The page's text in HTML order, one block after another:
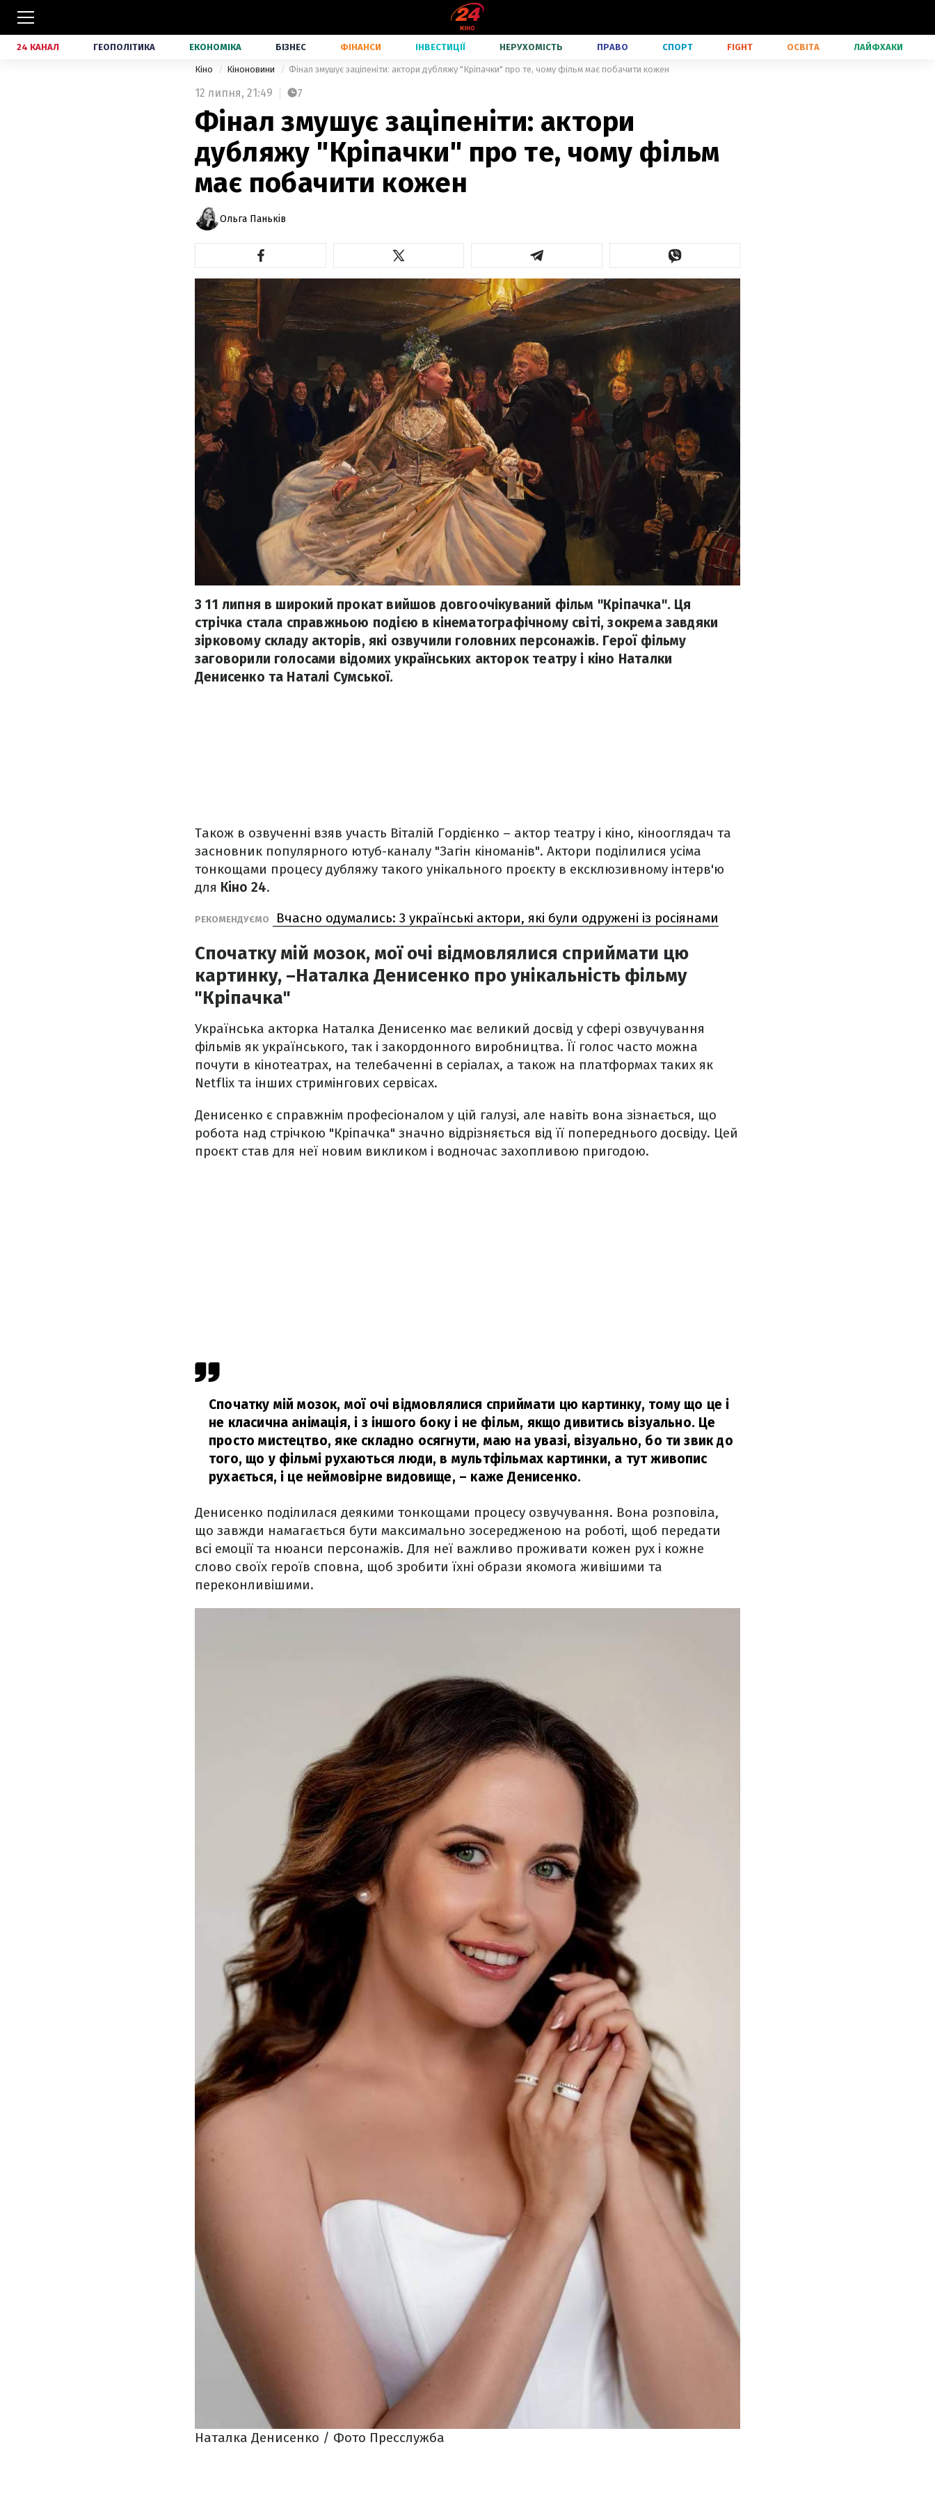
24 КАНАЛ ГЕОПОЛІТИКА ЕКОНОМІКА БІЗНЕС ФІНАНСИ ІНВЕСТИЦІЇ НЕРУХОМІСТЬ ПРАВО СПОРТ FIGHT ОСВІТА ЛАЙФХАКИ
Кіно Кіноновини Фінал змушує заціпеніти: актори дубляжу "Кріпачки" про те, чому фільм має побачити кожен
12 липня, 21:49 7
Фінал змушує заціпеніти: актори
дубляжу "Кріпачки" про те, чому фільм
має побачити кожен
Ольга Паньків
З 11 липня в широкий прокат вийшов довгоочікуваний фільм "Кріпачка". Ця
стрічка стала справжньою подією в кінематографічному світі, зокрема завдяки
зірковому складу акторів, які озвучили головних персонажів. Герої фільму
заговорили голосами відомих українських акторок театру і кіно Наталки
Денисенко та Наталі Сумської.
Також в озвученні взяв участь Віталій Гордієнко – актор театру і кіно, кінооглядач та
засновник популярного ютуб-каналу "Загін кіноманів". Актори поділилися усіма
тонкощами процесу дубляжу такого унікального проєкту в ексклюзивному інтерв'ю
для Кіно 24.
РЕКОМЕНДУЄМО Вчасно одумались: 3 українські актори, які були одружені із росіянами
Спочатку мій мозок, мої очі відмовлялися сприймати цю
картинку, –Наталка Денисенко про унікальність фільму
"Кріпачка"
Українська акторка Наталка Денисенко має великий досвід у сфері озвучування
фільмів як українського, так і закордонного виробництва. Її голос часто можна
почути в кінотеатрах, на телебаченні в серіалах, а також на платформах таких як
Netflix та інших стримінгових сервісах.
Денисенко є справжнім професіоналом у цій галузі, але навіть вона зізнається, що
робота над стрічкою "Кріпачка" значно відрізняється від її попереднього досвіду. Цей
проєкт став для неї новим викликом і водночас захопливою пригодою.
Спочатку мій мозок, мої очі відмовлялися сприймати цю картинку, тому що це і
не класична анімація, і з іншого боку і не фільм, якщо дивитись візуально. Це
просто мистецтво, яке складно осягнути, маю на увазі, візуально, бо ти звик до
того, що у фільмі рухаються люди, в мультфільмах картинки, а тут живопис
рухається, і це неймовірне видовище, – каже Денисенко.
Денисенко поділилася деякими тонкощами процесу озвучування. Вона розповіла,
що завжди намагається бути максимально зосередженою на роботі, щоб передати
всі емоції та нюанси персонажів. Для неї важливо проживати кожен рух і кожне
слово своїх героїв сповна, щоб зробити їхні образи якомога живішими та
переконливішими.
Наталка Денисенко / Фото Пресслужба